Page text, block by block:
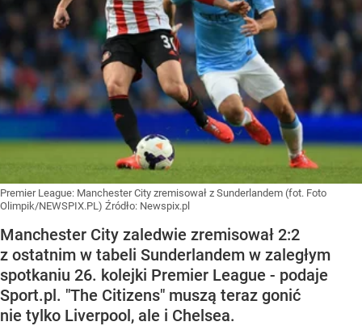
Premier League: Manchester City zremisował z Sunderlandem (fot. Foto
Olimpik/NEWSPIX.PL) Źródło: Newspix.pl
Manchester City zaledwie zremisował 2:2
z ostatnim w tabeli Sunderlandem w zaległym
spotkaniu 26. kolejki Premier League - podaje
Sport.pl. "The Citizens" muszą teraz gonić
nie tylko Liverpool, ale i Chelsea.